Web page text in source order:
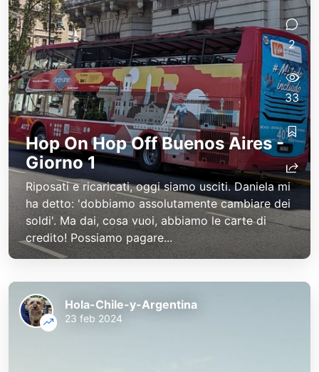
Hop On Hop Off Buenos Aires -
Giorno 1
Riposati e ricaricati, oggi siamo usciti. Daniela mi
ha detto: 'dobbiamo assolutamente cambiare dei
soldi'. Ma dai, cosa vuoi, abbiamo le carte di
credito! Possiamo pagare...
2
33
Hola-Chile-y-Argentina
23 feb 2024